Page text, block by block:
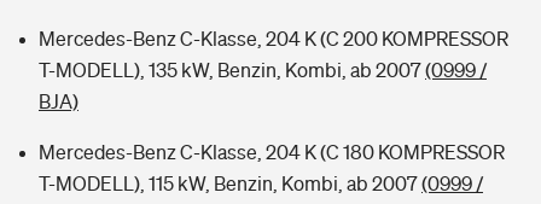
Mercedes-Benz C-Klasse, 204 K (C 200 KOMPRESSOR
T-MODELL), 135 kW, Benzin, Kombi, ab 2007(0999 /
BJA)
Mercedes-Benz C-Klasse, 204 K (C 180 KOMPRESSOR
T-MODELL), 115 kW, Benzin, Kombi, ab 2007(0999 /